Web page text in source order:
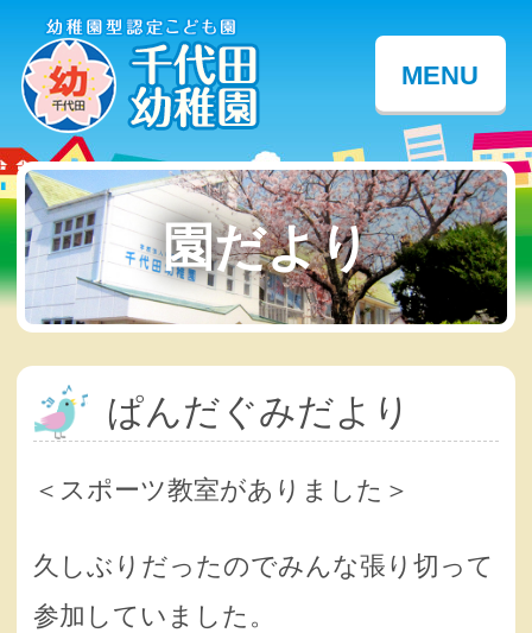
MENU
園だより
ぱんだぐみだより
＜スポーツ教室がありました＞
久しぶりだったのでみんな張り切って
参加していました。